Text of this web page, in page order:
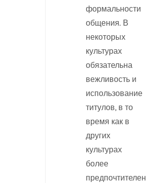
формальности
общения. В
некоторых
культурах
обязательна
вежливость и
использование
титулов, в то
время как в
других
культурах
более
предпочтителен